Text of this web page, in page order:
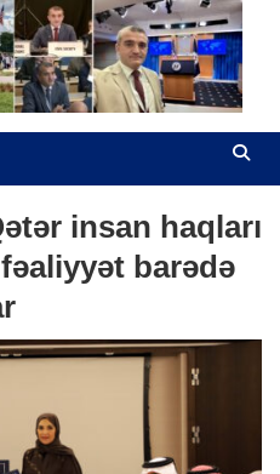
insan haqları
barədə